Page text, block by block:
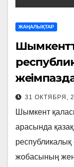
ЖАҢАЛЫҚТАР
31 ОКТЯБРЯ,
Шымкент
арасында қазақ
жобасының